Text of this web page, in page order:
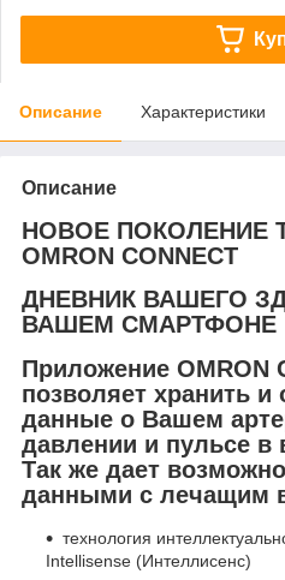
Описание Характеристики
Описание
НОВОЕ ПОКОЛЕНИЕ
OMRON CONNECT
ДНЕВНИК ВАШЕГО
ВАШЕМ СМАРТФОНЕ
Приложение OMRON
позволяет хранить и
данные о Вашем
давлении и пульсе
Так же дает
данными с лечащим
технология
Intellisense (Интеллисенс)